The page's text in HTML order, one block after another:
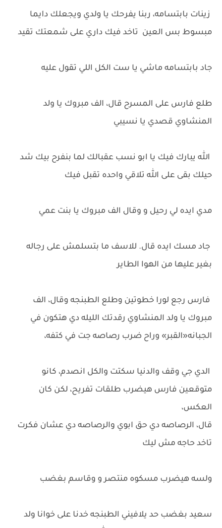
زينات بابتسامه، ربنا يفرحك يا ولدي ويجعلك دايما
مبسوط بس العين تاخد فيك داري على شمعتك تقيد
جاد بابتسامه ماشي يا ست الكل اللي تقول عليه
طلع فارس على المسرح قال، الف مبروك يا ولد
المنشاوي قصدي يا نسيبي
الله يبارك فيك يا ابو نسب عقبالك لما بنفرح بيك شد
حيلك بقى على الله تلاقي واحده تقبل فيك
مدي ايده لي رحيل و وقال الف مبروك يا بنت عمي
جاد مسك ايده قال. للاسف ما بتسلمش على رجاله
بغير عليها من الهوا الطاير
فارس رجع لورا خطوتين وطلع الطبنجه وقال، الف
مبروك يا ولد المنشاوي رقدتك الليله دي هتكون في
الجبانه«القبر» وراح ضرب رصاصه جت في كتفه،
الدي جي وقف والدنيا سكتت والكل انصدم، كانو
متوقعين فارس هيضرب طلقات تفريح، لكن كان
العكس،
قال، الرصاصه دي حق ابوي والرصاصه دي عشان فكرت
تاخد حاجه مش ليك
ولسه هيضرب مسكوه منتصر و وقاسم بغضب
سعيد بغضب حد يلافيني الطبنجه خدنا على خوانا ولد